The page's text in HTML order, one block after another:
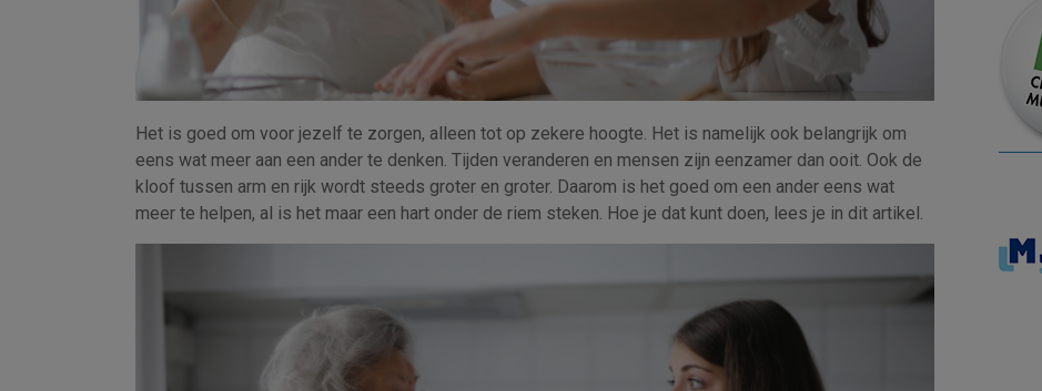
Het is goed om voor jezelf te zorgen, alleen tot op zekere hoogte. Het is namelijk ook belangrijk om
eens wat meer aan een ander te denken. Tijden veranderen en mensen zijn eenzamer dan ooit. Ook de
kloof tussen arm en rijk wordt steeds groter en groter. Daarom is het goed om een ander eens wat
meer te helpen, al is het maar een hart onder de riem steken. Hoe je dat kunt doen, lees je in dit artikel.